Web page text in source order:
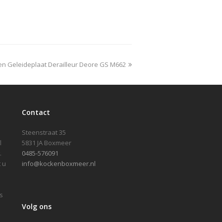
Geleideplaat Derailleur Deore GS M662
u
Contact
Steenstraat 35
5831 JA Boxmeer
0485-576091
info@kockenboxmeer.nl
Volg ons